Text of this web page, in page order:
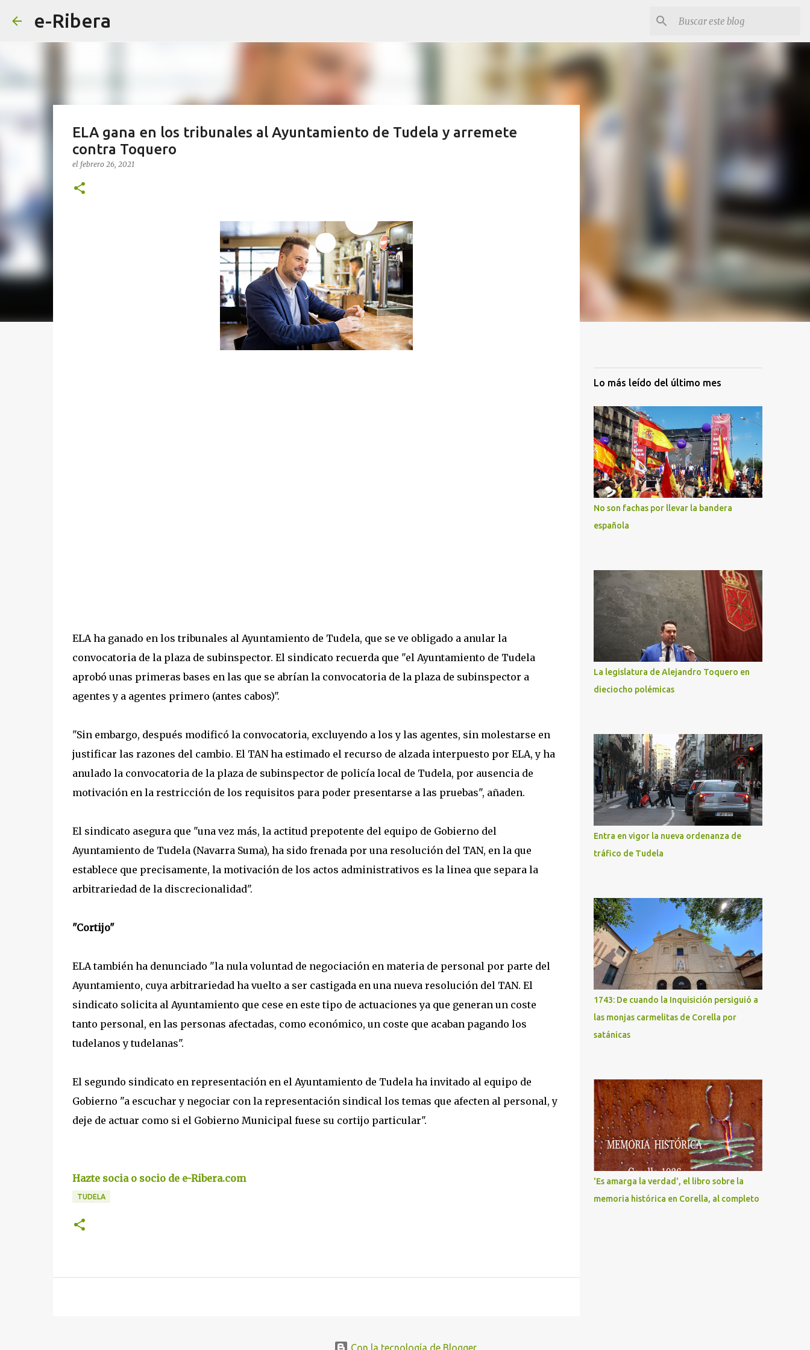
e-Ribera
ELA gana en los tribunales al Ayuntamiento de Tudela y arremete
contra Toquero
el febrero 26, 2021
ELA ha ganado en los tribunales al Ayuntamiento de Tudela, que se ve obligado a anular la
convocatoria de la plaza de subinspector. El sindicato recuerda que "el Ayuntamiento de Tudela
aprobó unas primeras bases en las que se abrían la convocatoria de la plaza de subinspector a
agentes y a agentes primero (antes cabos)".
"Sin embargo, después modificó la convocatoria, excluyendo a los y las agentes, sin molestarse en
justificar las razones del cambio. El TAN ha estimado el recurso de alzada interpuesto por ELA, y ha
anulado la convocatoria de la plaza de subinspector de policía local de Tudela, por ausencia de
motivación en la restricción de los requisitos para poder presentarse a las pruebas", añaden.
El sindicato asegura que "una vez más, la actitud prepotente del equipo de Gobierno del
Ayuntamiento de Tudela (Navarra Suma), ha sido frenada por una resolución del TAN, en la que
establece que precisamente, la motivación de los actos administrativos es la linea que separa la
arbitrariedad de la discrecionalidad".
"Cortijo"
ELA también ha denunciado "la nula voluntad de negociación en materia de personal por parte del
Ayuntamiento, cuya arbitrariedad ha vuelto a ser castigada en una nueva resolución del TAN. El
sindicato solicita al Ayuntamiento que cese en este tipo de actuaciones ya que generan un coste
tanto personal, en las personas afectadas, como económico, un coste que acaban pagando los
tudelanos y tudelanas".
El segundo sindicato en representación en el Ayuntamiento de Tudela ha invitado al equipo de
Gobierno "a escuchar y negociar con la representación sindical los temas que afecten al personal, y
deje de actuar como si el Gobierno Municipal fuese su cortijo particular".
Hazte socia o socio de e-Ribera.com
TUDELA
Lo más leído del último mes
No son fachas por llevar la bandera
española
La legislatura de Alejandro Toquero en
dieciocho polémicas
Entra en vigor la nueva ordenanza de
tráfico de Tudela
1743: De cuando la Inquisición persiguió a
las monjas carmelitas de Corella por
satánicas
'Es amarga la verdad', el libro sobre la
memoria histórica en Corella, al completo
Con la tecnología de Blogger